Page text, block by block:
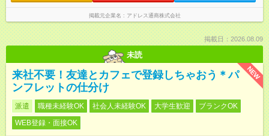
掲載元企業名 アドレス通商株式会社
掲載日：2026.08.09
未読
NEW
来社不要！友達とカフェで登録しちゃおう＊パ
ンフレットの仕分け
派遣 職種未経験OK 社会人未経験OK 大学生歓迎
ブランクOK
WEB登録・面接OK